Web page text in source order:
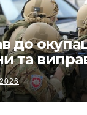
до
та
СБУ